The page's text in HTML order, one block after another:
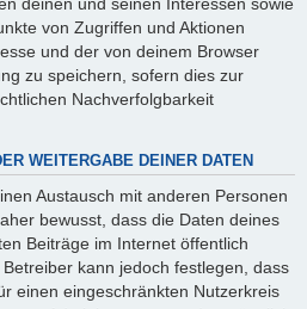
von Zugriffen und Aktionen
und der von deinem Browser
zu speichern, sofern dies zur
Nachverfolgbarkeit
WEITERGABE DEINER DATEN
Austausch mit anderen Personen
bewusst, dass die Daten deines
Beiträge im Internet öffentlich
kann jedoch festlegen, dass
einen eingeschränkten Nutzerkreis